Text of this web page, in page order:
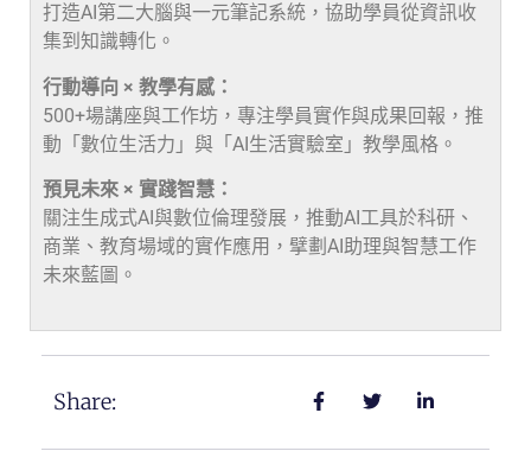
打造AI第二大腦與一元筆記系統，協助學員從資訊收
集到知識轉化。
行動導向 × 教學有感：
500+場講座與工作坊，專注學員實作與成果回報，推
動「數位生活力」與「AI生活實驗室」教學風格。
預見未來 × 實踐智慧：
關注生成式AI與數位倫理發展，推動AI工具於科研、
商業、教育場域的實作應用，擘劃AI助理與智慧工作
未來藍圖。
Share: